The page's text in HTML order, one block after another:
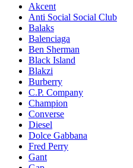
Akcent
Anti Social Social Club
Balaks
Balenciaga
Ben Sherman
Black Island
Blakzi
Burberry
C.P. Company
Champion
Converse
Diesel
Dolce Gabbana
Fred Perry
Gant